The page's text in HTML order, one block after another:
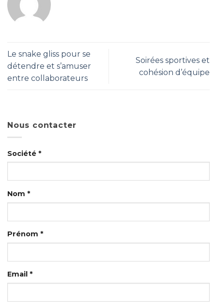
Le snake gliss pour se
détendre et s’amuser
entre collaborateurs
Soirées sportives et
cohésion d’équipe
Nous contacter
Société *
Nom *
Prénom *
Email *